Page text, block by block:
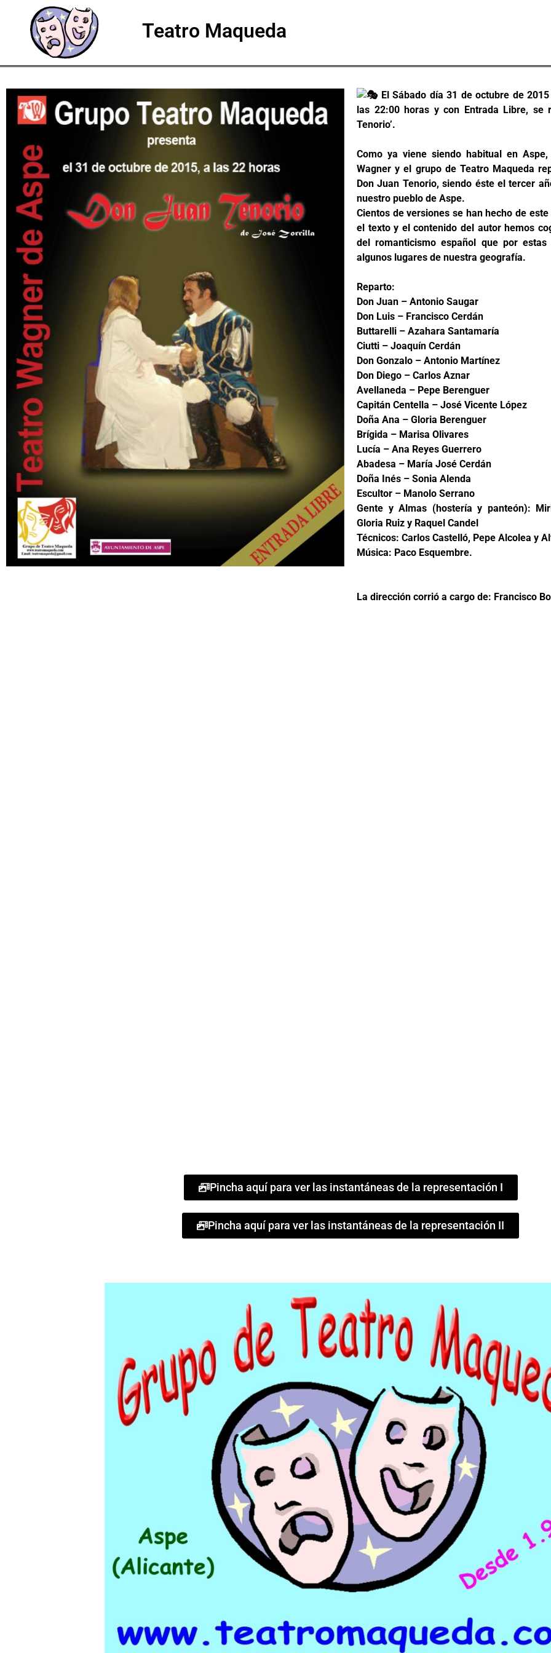
Teatro Maqueda
El Sábado día 31 de octubre de
las 22:00 horas y con Entrada Libre, se
Tenorio’.
Como ya viene siendo habitual en
Wagner y el grupo de Teatro Maqueda
Don Juan Tenorio, siendo éste el tercer
nuestro pueblo de Aspe.
Cientos de versiones se han hecho de
el texto y el contenido del autor hemos
del romanticismo español que por
algunos lugares de nuestra geografía.
Reparto:
Don Juan – Antonio Saugar
Don Luis – Francisco Cerdán
Buttarelli – Azahara Santamaría
Ciutti – Joaquín Cerdán
Don Gonzalo – Antonio Martínez
Don Diego – Carlos Aznar
Avellaneda – Pepe Berenguer
Capitán Centella – José Vicente López
Doña Ana – Gloria Berenguer
Brígida – Marisa Olivares
Lucía – Ana Reyes Guerrero
Abadesa – María José Cerdán
Doña Inés – Sonia Alenda
Escultor – Manolo Serrano
Gente y Almas (hostería y panteón):
Gloria Ruiz y Raquel Candel
Técnicos: Carlos Castelló, Pepe Alcolea y
Música: Paco Esquembre.
La dirección corrió a cargo de: Francisco
Pincha aquí para ver las instantáneas de la representación I
Pincha aquí para ver las instantáneas de la representación II